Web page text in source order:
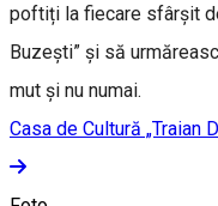
poftiți la fiecare sfârșit
Buzești” și să
mut și nu numai.
Casa de Cultură „Traian